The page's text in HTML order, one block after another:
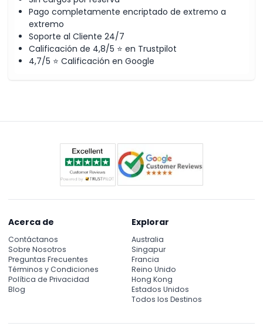
Pago completamente encriptado de extremo a
extremo
Soporte al Cliente 24/7
Calificación de 4,8/5 ⭐ en Trustpilot
4,7/5 ⭐ Calificación en Google
Acerca de
Contáctanos
Sobre Nosotros
Preguntas Frecuentes
Términos y Condiciones
Política de Privacidad
Blog
Explorar
Australia
Singapur
Francia
Reino Unido
Hong Kong
Estados Unidos
Todos los Destinos